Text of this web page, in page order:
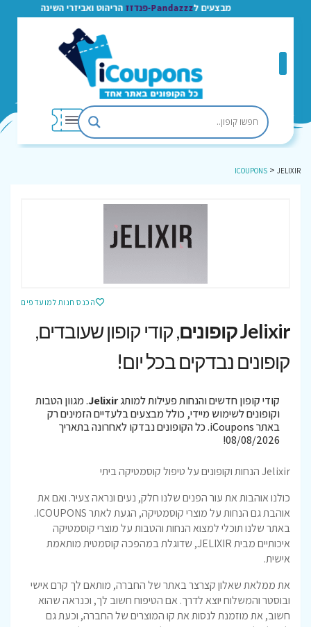
מבצעים לPandazzz-פנדזז הריהוט ואביזרי השינה
ICOUPONS > JELIXIR
הכנס חנות למועדפים
Jelixir קופונים
, קודי קופון שעובדים,
קופונים נבדקים בכל יום!
קודי קופון חדשים והנחות פעילות למותגJelixir. מגוון הטבות
וקופונים לשימוש מיידי, כולל מבצעים בלעדיים הזמינים רק
באתר iCoupons. כל הקופונים נבדקו לאחרונה בתאריך
08/08/2026!
Jelixir הנחות וקופונים על טיפול קוסמטיקה ביתי
כולנו אוהבות את עור הפנים שלנו חלק, נעים ונראה צעיר. ואם את
אוהבת גם הנחות על מוצרי קוסמטיקה, הגעת לאתר ICOUPONS.
באתר שלנו תוכלי למצוא הנחות והטבות על מוצרי קוסמטיקה
איכותיים מבית JELIXIR, שדוגלת במהפכה קוסמטית מותאמת
אישית.
את ממלאת שאלון קצרצר באתר של החברה, מותאם לך קרם אישי
ובוסטר והמשלוח יוצא לדרך. אם הטיפוח חשוב לך, וכנראה שהוא
חשוב, את מוזמנת לנסות את קו המוצרים של החברה, וכעת גם